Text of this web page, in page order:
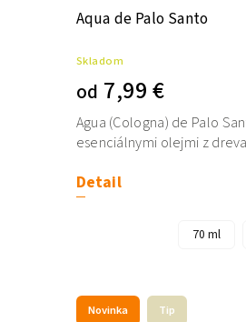
Aqua de Palo Santo
Skladom
od 7,99 €
Detail
Agua (Cologna) de Palo
esenciálnymi olejmi z
70 ml
Novinka Tip